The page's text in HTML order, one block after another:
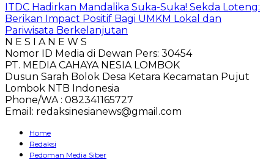
ITDC Hadirkan Mandalika Suka-Suka! Sekda Loteng:
Berikan Impact Positif Bagi UMKM Lokal dan
Pariwisata Berkelanjutan
N E S I A N E W S
Nomor ID Media di Dewan Pers: 30454
PT. MEDIA CAHAYA NESIA LOMBOK
Dusun Sarah Bolok Desa Ketara Kecamatan Pujut
Lombok NTB Indonesia
Phone/WA : 082341165727
Email: redaksinesianews@gmail.com
Home
Redaksi
Pedoman Media Siber